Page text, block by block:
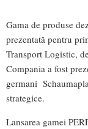
Gama de produse
prezentată pentru
Transport Logistic,
Compania a fost
germani
strategice.
Lansarea gamei